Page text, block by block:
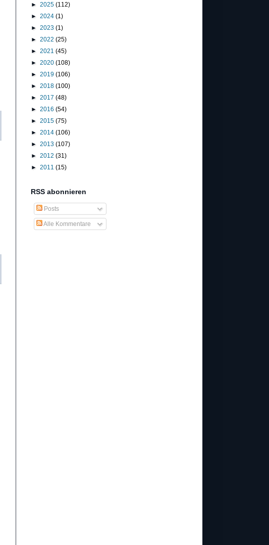
► 2025 (112)
► 2024 (1)
► 2023 (1)
► 2022 (25)
► 2021 (45)
► 2020 (108)
► 2019 (106)
► 2018 (100)
► 2017 (48)
► 2016 (54)
► 2015 (75)
► 2014 (106)
► 2013 (107)
► 2012 (31)
► 2011 (15)
RSS abonnieren
Posts
Alle Kommentare